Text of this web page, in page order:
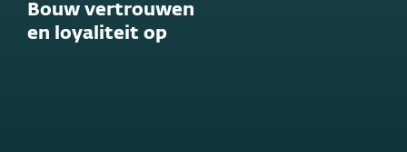
Bouw vertrouwen
en loyaliteit op